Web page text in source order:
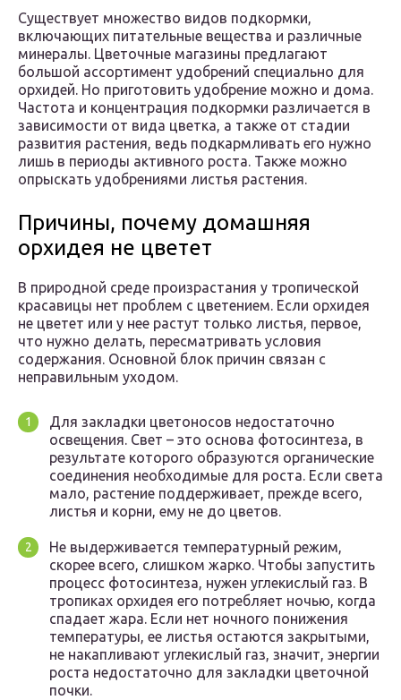
Существует множество видов подкормки,
включающих питательные вещества и различные
минералы. Цветочные магазины предлагают
большой ассортимент удобрений специально для
орхидей. Но приготовить удобрение можно и дома.
Частота и концентрация подкормки различается в
зависимости от вида цветка, а также от стадии
развития растения, ведь подкармливать его нужно
лишь в периоды активного роста. Также можно
опрыскать удобрениями листья растения.
Причины, почему домашняя
орхидея не цветет
В природной среде произрастания у тропической
красавицы нет проблем с цветением. Если орхидея
не цветет или у нее растут только листья, первое,
что нужно делать, пересматривать условия
содержания. Основной блок причин связан с
неправильным уходом.
Для закладки цветоносов недостаточно
освещения. Свет – это основа фотосинтеза, в
результате которого образуются органические
соединения необходимые для роста. Если света
мало, растение поддерживает, прежде всего,
листья и корни, ему не до цветов.
Не выдерживается температурный режим,
скорее всего, слишком жарко. Чтобы запустить
процесс фотосинтеза, нужен углекислый газ. В
тропиках орхидея его потребляет ночью, когда
спадает жара. Если нет ночного понижения
температуры, ее листья остаются закрытыми,
не накапливают углекислый газ, значит, энергии
роста недостаточно для закладки цветочной
почки.